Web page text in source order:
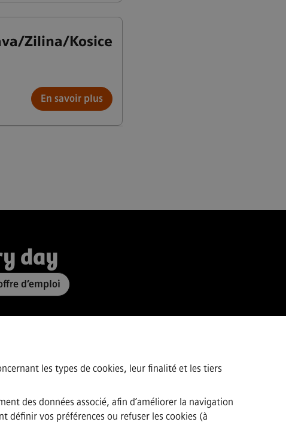
les types de cookies, leur finalité et les tiers
des données associé, afin d’améliorer la navigation
définir vos préférences ou refuser les cookies (à
Zilina/Kosice
En savoir plus
day
d’emploi